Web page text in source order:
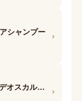
シャンプー ›
ネイチャーラボ MARO (マーロ) 薬用デオスカルプシャンプー ›